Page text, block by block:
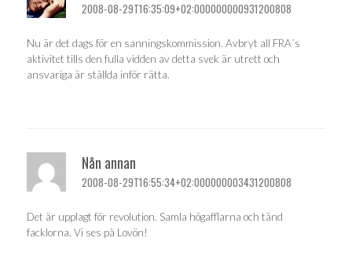
2008-08-29T16:35:09+02:000000000931200808
Nu är det dags för en sanningskommission. Avbryt all FRA´s
aktivitet tills den fulla vidden av detta svek är utrett och
ansvariga är ställda inför rätta.
Nån annan
2008-08-29T16:55:34+02:000000003431200808
Det är upplagt för revolution. Samla högafflarna och tänd
facklorna. Vi ses på Lovön!